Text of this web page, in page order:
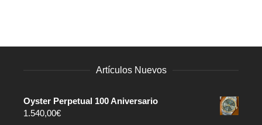
Artículos Nuevos
Oyster Perpetual 100 Aniversario
1.540,00€